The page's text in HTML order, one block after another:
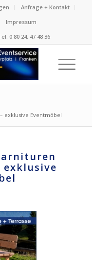
Anfrage + Kontakt
Impressum
0 80 24. 47 48 36
exklusive Eventmöbel
exklusive